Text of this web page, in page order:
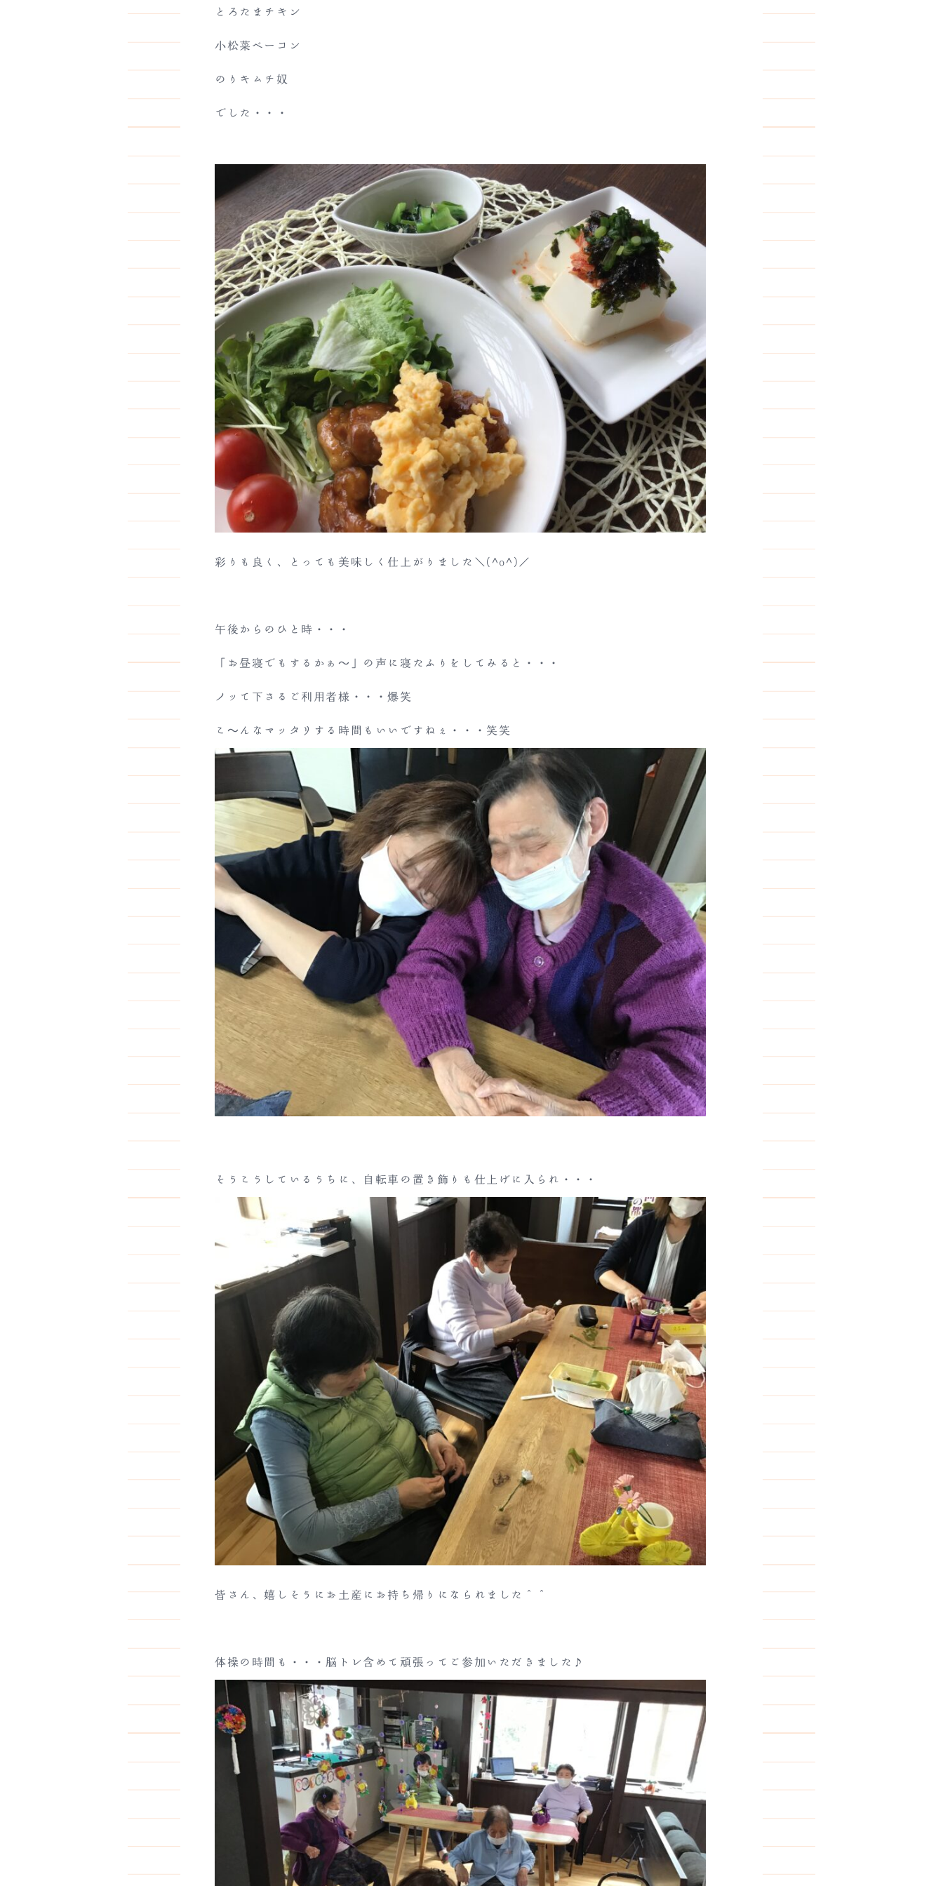
とろたまチキン
小松菜ベーコン
のりキムチ奴
でした・・・
彩りも良く、とっても美味しく仕上がりました＼(^o^)／
午後からのひと時・・・
「お昼寝でもするかぁ～」の声に寝たふりをしてみると・・・
ノッて下さるご利用者様・・・爆笑
こ～んなマッタリする時間もいいですねぇ・・・笑笑
そうこうしているうちに、自転車の置き飾りも仕上げに入られ・・・
皆さん、嬉しそうにお土産にお持ち帰りになられました＾＾
体操の時間も・・・脳トレ含めて頑張ってご参加いただきました♪